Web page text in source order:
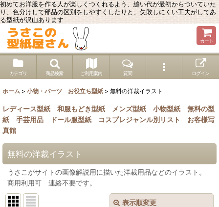
初めてお洋服を作る人が楽しくつくれるよう、縫い代が最初からついていた
り、色分けして部品の区別をしやすくしたりと、失敗しにくい工夫がしてあ
る型紙が沢山あります
カート
カテゴリ 商品検索 ご利用案内 質問 ログイン
ホーム > 小物・パーツ お役立ち型紙 > 無料の洋裁イラスト
レディース型紙 和服もどき型紙 メンズ型紙 小物型紙
無料の型
紙
手芸用品 ドール服型紙 コスプレジャンル別リスト
お客様写
真館
無料の洋裁イラスト
うさこがサイトの画像解説用に描いた洋裁用品などのイラスト。
商用利用可 連絡不要です。
表示順変更